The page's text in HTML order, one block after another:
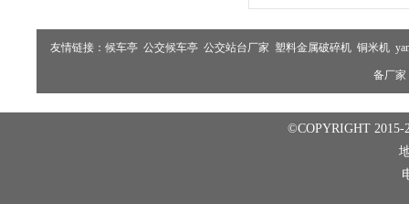
友情链接： 候车亭 公交候车亭 公交站台厂家 塑料金属破碎机 铜米机
备厂家
©COPYRIGHT 2015-